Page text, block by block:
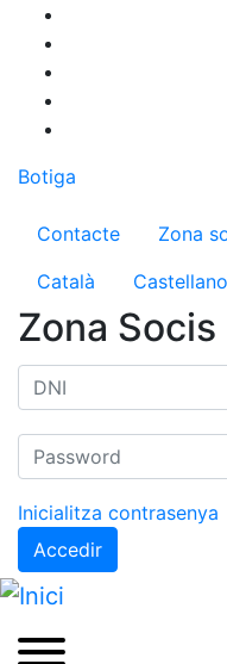
contingut
Botiga
Menú del
Contacte
Zona
Català
Castellano
Zona Socis
Inicialitza contrasenya
Accedir